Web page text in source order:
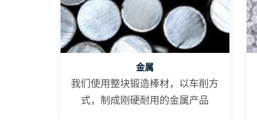
金属
我们使用整块锻造棒材，以车削方
式，制成刚硬耐用的金属产品